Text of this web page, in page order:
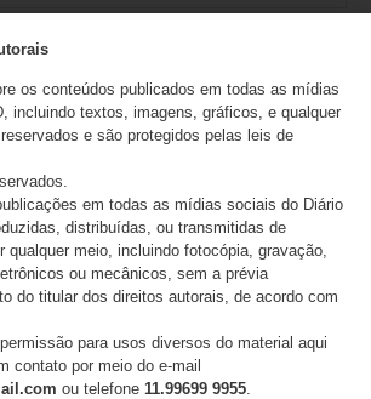
eu comentar.
os conteúdos publicados em todas as mídias
incluindo textos, imagens, gráficos, e qualquer
e são protegidos pelas leis de
em todas as mídias sociais do Diário
distribuídas, ou transmitidas de
qualquer meio, incluindo fotocópia, gravação,
ou mecânicos, sem a prévia
do titular dos direitos autorais, de acordo com
para usos diversos do material aqui
contato por meio do e-mail
ou telefone 11.99699 9955.